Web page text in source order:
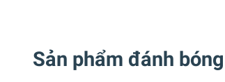
Sản phẩm đánh